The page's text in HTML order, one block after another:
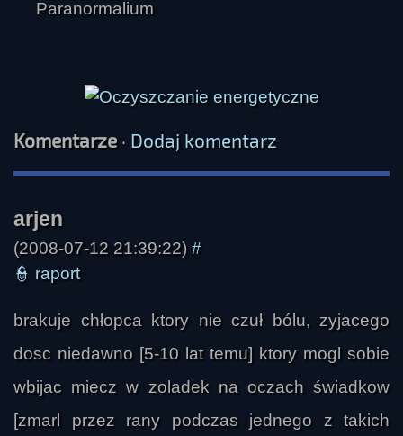
Komentarze· Dodaj komentarz
(2008-07-12 21:39:22) #
👮 raport
brakuje chłopca ktory nie czuł bólu, zyjacego
dosc niedawno [5-10 lat temu] ktory mogl sobie
wbijac miecz w zoladek na oczach świadkow
[zmarl przez rany podczas jednego z takich
kkk
Jarek